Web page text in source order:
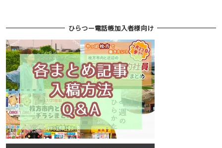
ひらつー電話帳加入者様向け